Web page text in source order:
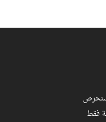
سنحرص
فقط